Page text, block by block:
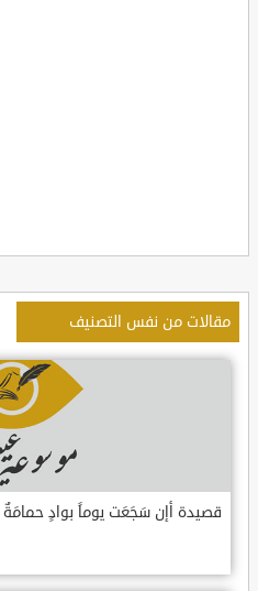
مقالات من نفس التصنيف
قصيدة أإن سَجَعَت يوماً بوادٍ حمامَةٌ